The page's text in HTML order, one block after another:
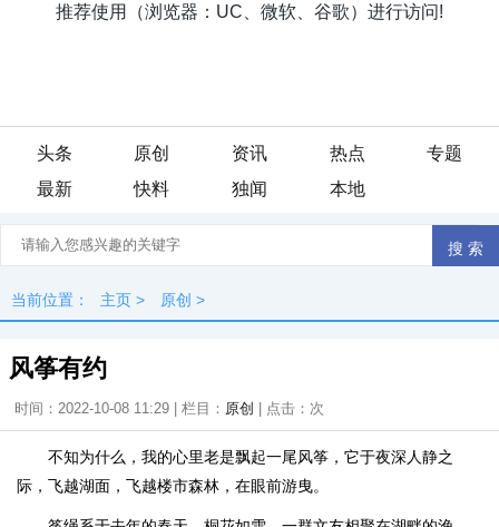
头条 原创 资讯 热点
专题
最新
快料 独闻 本地
当前位置： 主页 > 原创 >
风筝有约
时间：2022-10-08 11:29 | 栏目： 原创 | 点击： 次
不知为什么，我的心里老是飘起一尾风筝，它于夜深人静之
际，飞越湖面，飞越楼市森林，在眼前游曳。